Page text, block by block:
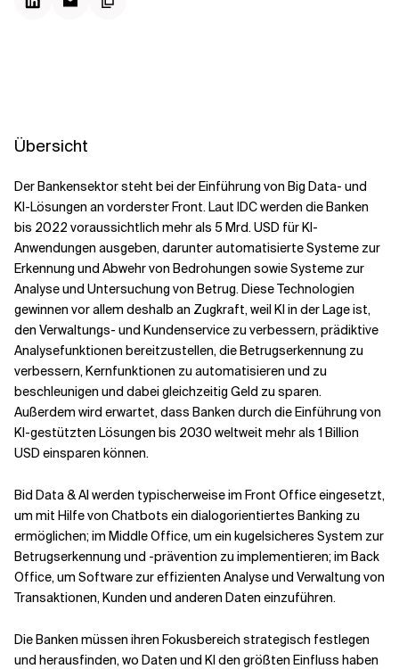
Verwandte Themen
Übersicht
Der Bankensektor steht bei der Einführung von Big Data- und
KI-Lösungen an vorderster Front. Laut IDC werden die Banken
bis 2022 voraussichtlich mehr als 5 Mrd. USD für KI-
Anwendungen ausgeben, darunter automatisierte Systeme zur
Erkennung und Abwehr von Bedrohungen sowie Systeme zur
Analyse und Untersuchung von Betrug. Diese Technologien
gewinnen vor allem deshalb an Zugkraft, weil KI in der Lage ist,
den Verwaltungs- und Kundenservice zu verbessern, prädiktive
Analysefunktionen bereitzustellen, die Betrugserkennung zu
verbessern, Kernfunktionen zu automatisieren und zu
beschleunigen und dabei gleichzeitig Geld zu sparen.
Außerdem wird erwartet, dass Banken durch die Einführung von
KI-gestützten Lösungen bis 2030 weltweit mehr als 1 Billion
USD einsparen können.
Bid Data & AI werden typischerweise im Front Office eingesetzt,
um mit Hilfe von Chatbots ein dialogorientiertes Banking zu
ermöglichen; im Middle Office, um ein kugelsicheres System zur
Betrugserkennung und -prävention zu implementieren; im Back
Office, um Software zur effizienten Analyse und Verwaltung von
Transaktionen, Kunden und anderen Daten einzuführen.
Die Banken müssen ihren Fokusbereich strategisch festlegen
und herausfinden, wo Daten und KI den größten Einfluss haben